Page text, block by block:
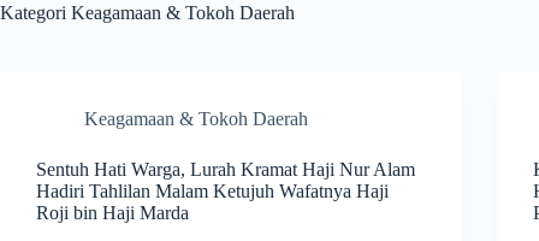
Kategori Keagamaan & Tokoh Daerah
Keagamaan & Tokoh Daerah
Sentuh Hati Warga, Lurah Kramat Haji Nur Alam
Hadiri Tahlilan Malam Ketujuh Wafatnya Haji
Roji bin Haji Marda